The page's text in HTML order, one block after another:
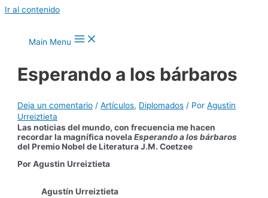
Ir al contenido
Main Menu
Esperando a los bárbaros
Deja un comentario /Artículos, Diplomados / PorAgustin
Urreiztieta
Las noticias del mundo, con frecuencia me hacen
recordar la magnífica novelaEsperando a los bárbaros
del Premio Nobel de Literatura J.M. Coetzee
Por Agustin Urreiztieta
Agustín Urreiztieta